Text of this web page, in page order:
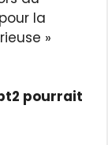
la
»
pourrait